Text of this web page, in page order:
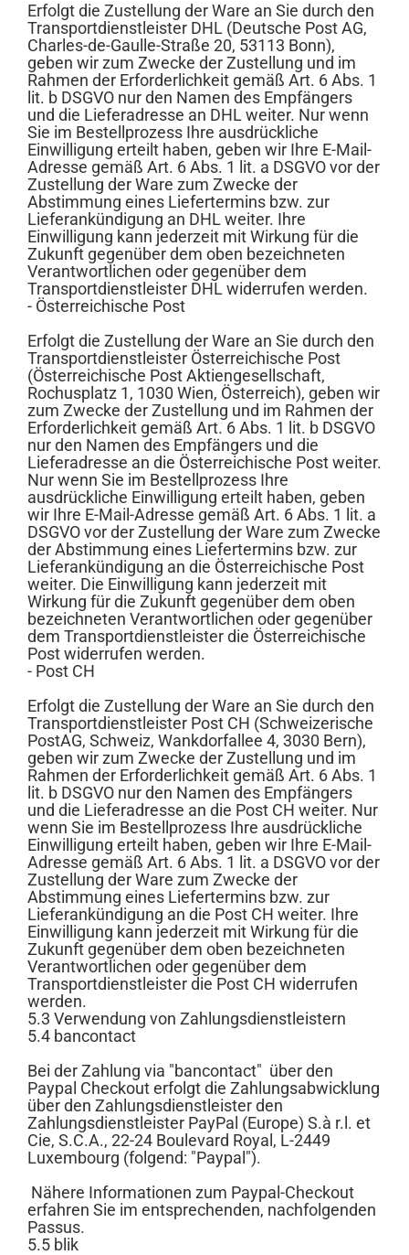
Erfolgt die Zustellung der Ware an Sie durch den
Transportdienstleister DHL (Deutsche Post AG,
Charles-de-Gaulle-Straße 20, 53113 Bonn),
geben wir zum Zwecke der Zustellung und im
Rahmen der Erforderlichkeit gemäß Art. 6 Abs. 1
lit. b DSGVO nur den Namen des Empfängers
und die Lieferadresse an DHL weiter. Nur wenn
Sie im Bestellprozess Ihre ausdrückliche
Einwilligung erteilt haben, geben wir Ihre E-Mail-
Adresse gemäß Art. 6 Abs. 1 lit. a DSGVO vor der
Zustellung der Ware zum Zwecke der
Abstimmung eines Liefertermins bzw. zur
Lieferankündigung an DHL weiter. Ihre
Einwilligung kann jederzeit mit Wirkung für die
Zukunft gegenüber dem oben bezeichneten
Verantwortlichen oder gegenüber dem
Transportdienstleister DHL widerrufen werden.
- Österreichische Post
Erfolgt die Zustellung der Ware an Sie durch den
Transportdienstleister Österreichische Post
(Österreichische Post Aktiengesellschaft,
Rochusplatz 1, 1030 Wien, Österreich), geben wir
zum Zwecke der Zustellung und im Rahmen der
Erforderlichkeit gemäß Art. 6 Abs. 1 lit. b DSGVO
nur den Namen des Empfängers und die
Lieferadresse an die Österreichische Post weiter.
Nur wenn Sie im Bestellprozess Ihre
ausdrückliche Einwilligung erteilt haben, geben
wir Ihre E-Mail-Adresse gemäß Art. 6 Abs. 1 lit. a
DSGVO vor der Zustellung der Ware zum Zwecke
der Abstimmung eines Liefertermins bzw. zur
Lieferankündigung an die Österreichische Post
weiter. Die Einwilligung kann jederzeit mit
Wirkung für die Zukunft gegenüber dem oben
bezeichneten Verantwortlichen oder gegenüber
dem Transportdienstleister die Österreichische
Post widerrufen werden.
- Post CH
Erfolgt die Zustellung der Ware an Sie durch den
Transportdienstleister Post CH (Schweizerische
PostAG, Schweiz, Wankdorfallee 4, 3030 Bern),
geben wir zum Zwecke der Zustellung und im
Rahmen der Erforderlichkeit gemäß Art. 6 Abs. 1
lit. b DSGVO nur den Namen des Empfängers
und die Lieferadresse an die Post CH weiter. Nur
wenn Sie im Bestellprozess Ihre ausdrückliche
Einwilligung erteilt haben, geben wir Ihre E-Mail-
Adresse gemäß Art. 6 Abs. 1 lit. a DSGVO vor der
Zustellung der Ware zum Zwecke der
Abstimmung eines Liefertermins bzw. zur
Lieferankündigung an die Post CH weiter. Ihre
Einwilligung kann jederzeit mit Wirkung für die
Zukunft gegenüber dem oben bezeichneten
Verantwortlichen oder gegenüber dem
Transportdienstleister die Post CH widerrufen
werden.
5.3 Verwendung von Zahlungsdienstleistern
5.4 bancontact
Bei der Zahlung via "bancontact" über den
Paypal Checkout erfolgt die Zahlungsabwicklung
über den Zahlungsdienstleister den
Zahlungsdienstleister PayPal (Europe) S.à r.l. et
Cie, S.C.A., 22-24 Boulevard Royal, L-2449
Luxembourg (folgend: "Paypal").
Nähere Informationen zum Paypal-Checkout
erfahren Sie im entsprechenden, nachfolgenden
Passus.
5.5 blik